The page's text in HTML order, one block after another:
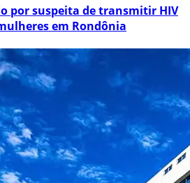
por suspeita de transmitir HIV
em Rondônia